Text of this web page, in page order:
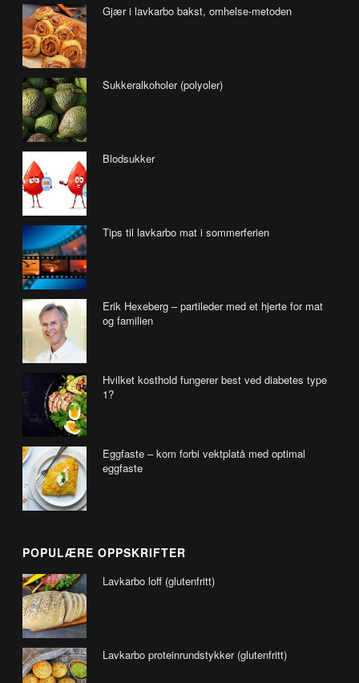
Gjær i lavkarbo bakst, omhelse-metoden
Sukkeralkoholer (polyoler)
Blodsukker
Tips til lavkarbo mat i sommerferien
Erik Hexeberg – partileder med et hjerte for mat
og familien
Hvilket kosthold fungerer best ved diabetes type
1?
Eggfaste – kom forbi vektplatå med optimal
eggfaste
POPULÆRE OPPSKRIFTER
Lavkarbo loff (glutenfritt)
Lavkarbo proteinrundstykker (glutenfritt)